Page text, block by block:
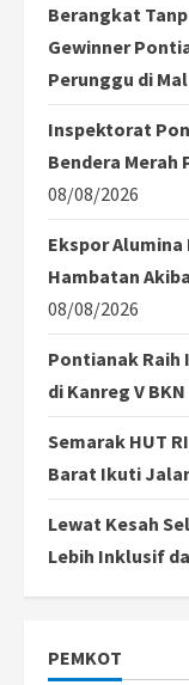
Berangkat
Gewinner
Perunggu di
Inspektorat
Bendera Merah
08/08/2026
Ekspor
Hambatan
08/08/2026
Pontianak Raih
di Kanreg V BKN
Semarak HUT
Barat Ikuti
Lewat Kesah
Lebih Inklusif
PEMKOT